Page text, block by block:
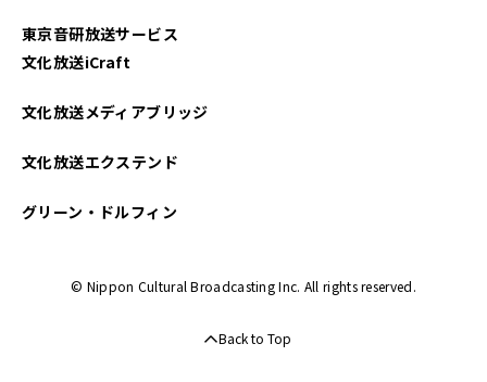
東京音研放送サービス
文化放送iCraft
文化放送メディアブリッジ
文化放送エクステンド
グリーン・ドルフィン
© Nippon Cultural Broadcasting Inc. All rights reserved.
Back to Top